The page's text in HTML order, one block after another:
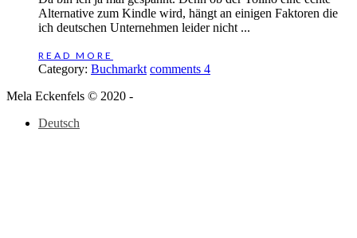
Alternative zum Kindle wird, hängt an einigen Faktoren die
ich deutschen Unternehmen leider nicht ...
READ MORE
Category: Buchmarkt comments 4
Mela Eckenfels © 2020 -
Deutsch